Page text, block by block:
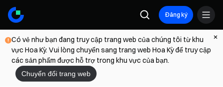
Đăng ký
Có vẻ như bạn đang truy cập trang web của chúng tôi từ khu
vực Hoa Kỳ. Vui lòng chuyển sang trang web Hoa Kỳ để truy cập
các sản phẩm được hỗ trợ trong khu vực của bạn.
Chuyển đổi trang web